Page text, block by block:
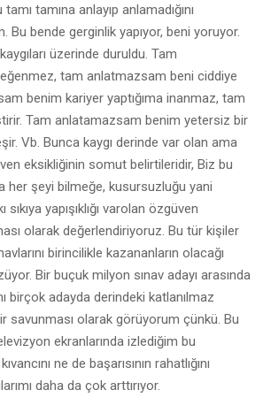
tamına anlayıp anlamadığını
Bu bende gerginlik yapıyor, beni yoruyor.
üzerinde duruldu. Tam
tam anlatmazsam beni ciddiye
benim kariyer yaptığıma inanmaz, tam
Tam anlatamazsam benim yetersiz bir
Vb. Bunca kaygı derinde var olan ama
eksikliğinin somut belirtileridir, Biz bu
her şeyi bilmeğe, kusursuzluğu yani
sıkıya yapışıklığı varolan özgüven
olarak değerlendiriyoruz. Bu tür kişiler
birincilikle kazananların olacağı
Bir buçuk milyon sınav adayı arasında
birçok adayda derindeki katlanılmaz
savunması olarak görüyorum çünkü. Bu
ekranlarında izlediğim bu
ne de başarısının rahatlığını
daha da çok arttırıyor.